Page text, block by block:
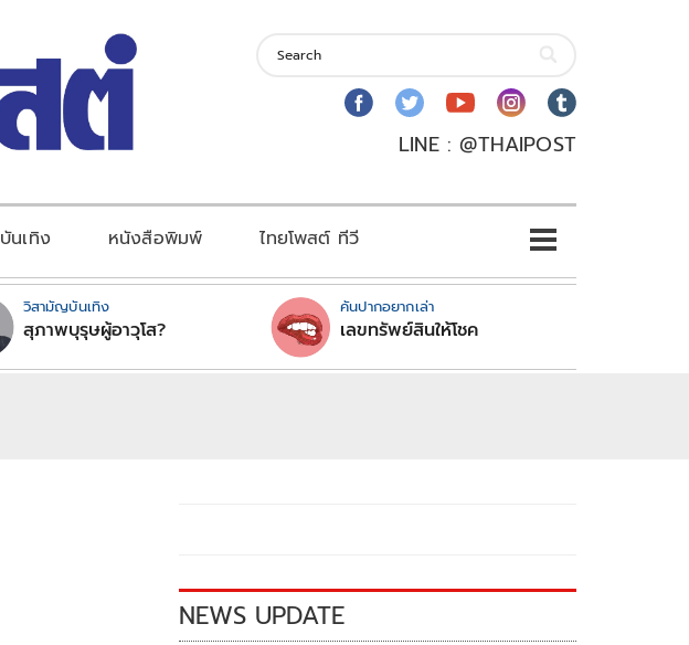
LINE : @THAIPOST
บันเทิง หนังสือพิมพ์ ไทยโพสต์ ทีวี
วิสามัญบันเทิง
สุภาพบุรุษผู้อาวุโส?
คันปากอยากเล่า
เลขทรัพย์สินให้โชค
NEWS UPDATE